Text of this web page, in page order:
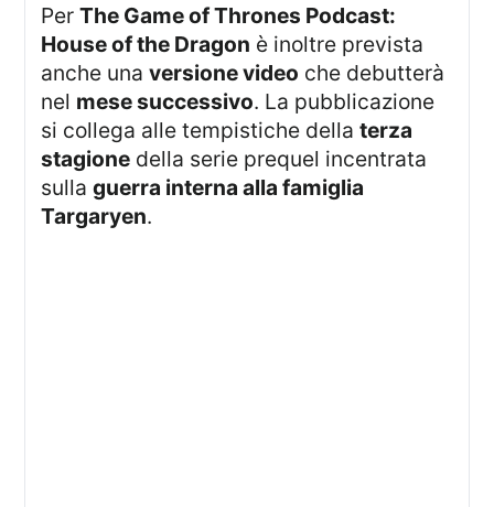
PerThe Game of Thrones Podcast:
House of the Dragon è inoltre prevista
anche unaversione video che debutterà
nel mese successivo. La pubblicazione
si collega alle tempistiche dellaterza
stagione della serie prequel incentrata
sullaguerra interna alla famiglia
Targaryen.